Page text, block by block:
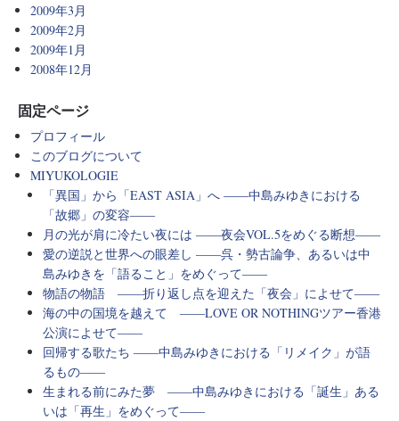
2009年3月
2009年2月
2009年1月
2008年12月
固定ページ
プロフィール
このブログについて
MIYUKOLOGIE
「異国」から「EAST ASIA」へ ――中島みゆきにおける
「故郷」の変容――
月の光が肩に冷たい夜には ――夜会VOL.5をめぐる断想――
愛の逆説と世界への眼差し ――呉・勢古論争、あるいは中
島みゆきを「語ること」をめぐって――
物語の物語 ――折り返し点を迎えた「夜会」によせて――
海の中の国境を越えて ――LOVE OR NOTHINGツアー香港
公演によせて――
回帰する歌たち ――中島みゆきにおける「リメイク」が語
るもの――
生まれる前にみた夢 ――中島みゆきにおける「誕生」ある
いは「再生」をめぐって――